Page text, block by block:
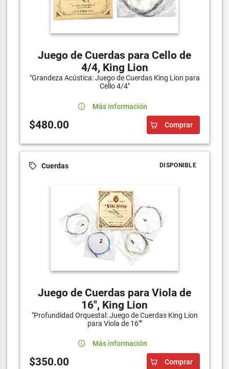
Juego de Cuerdas para Cello de
4/4, King Lion
"Grandeza Acústica: Juego de Cuerdas King Lion para
Cello 4/4"
Más información
$480.00 Comprar
Cuerdas DISPONIBLE
Juego de Cuerdas para Viola de
16", King Lion
"Profundidad Orquestal: Juego de Cuerdas King Lion
para Viola de 16""
Más información
$350.00 Comprar